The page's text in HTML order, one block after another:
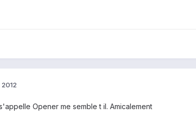
2012
Opener me semble t il. Amicalement